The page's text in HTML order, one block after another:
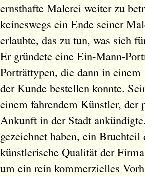
ernsthafte Malerei weiter zu
keineswegs ein Ende seiner
erlaubte, das zu tun, was sich
Er gründete eine Ein-Mann-
Porträttypen, die dann in
der Kunde bestellen konnte.
einem fahrendem Künstler, der
Ankunft in der Stadt
gezeichnet haben, ein
künstlerische Qualität der
um ein rein kommerzielles